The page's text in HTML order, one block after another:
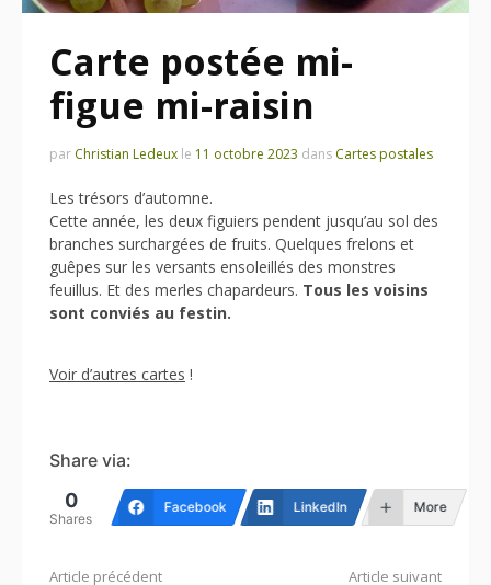
Carte postée mi-
figue mi-raisin
par Christian Ledeux le 11 octobre 2023 dans Cartes postales
Les trésors d’automne.
Cette année, les deux figuiers pendent jusqu’au sol des
branches surchargées de fruits. Quelques frelons et
guêpes sur les versants ensoleillés des monstres
feuillus. Et des merles chapardeurs. Tous les voisins
sont conviés au festin.
Voir d’autres cartes !
Share via:
0
Shares
Facebook LinkedIn More
Lire
Article précédent Article suivant